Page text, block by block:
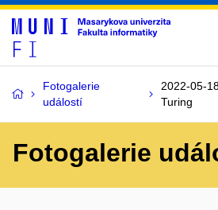
Fotogalerie
událostí
2022-05-
Turing
Fotogalerie